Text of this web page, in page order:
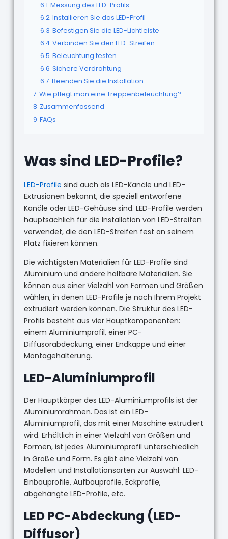
6.1 Messung des LED-Profils
6.2 Installieren Sie das LED-Profil
6.3 Befestigen Sie die LED-Lichtleiste
6.4 Verbinden Sie den LED-Streifen
6.5 Beleuchtung testen
6.6 Sichere Verdrahtung
6.7 Beenden Sie die Installation
7 Wie pflegt man eine Treppenbeleuchtung?
8 Zusammenfassend
9 FAQs
Was sind LED-Profile?
LED-Profile sind auch als LED-Kanäle und LED-
Extrusionen bekannt, die speziell entworfene
Kanäle oder LED-Gehäuse sind. LED-Profile werden
hauptsächlich für die Installation von LED-Streifen
verwendet, die den LED-Streifen fest an seinem
Platz fixieren können.
Die wichtigsten Materialien für LED-Profile sind
Aluminium und andere haltbare Materialien. Sie
können aus einer Vielzahl von Formen und Größen
wählen, in denen LED-Profile je nach Ihrem Projekt
extrudiert werden können. Die Struktur des LED-
Profils besteht aus vier Hauptkomponenten:
einem Aluminiumprofil, einer PC-
Diffusorabdeckung, einer Endkappe und einer
Montagehalterung.
LED-Aluminiumprofil
Der Hauptkörper des LED-Aluminiumprofils ist der
Aluminiumrahmen. Das ist ein LED-
Aluminiumprofil, das mit einer Maschine extrudiert
wird. Erhältlich in einer Vielzahl von Größen und
Formen, ist jedes Aluminiumprofil unterschiedlich
in Größe und Form. Es gibt eine Vielzahl von
Modellen und Installationsarten zur Auswahl: LED-
Einbauprofile, Aufbauprofile, Eckprofile,
abgehängte LED-Profile, etc.
LED PC-Abdeckung (LED-
Diffusor)